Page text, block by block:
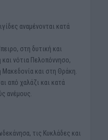
αναμένονται κατά
στη δυτική και
και νότια Πελοπόννησο,
Μακεδονία και στη Θράκη.
από χαλάζι και κατά
ανέμους.
τις Κυκλάδες και